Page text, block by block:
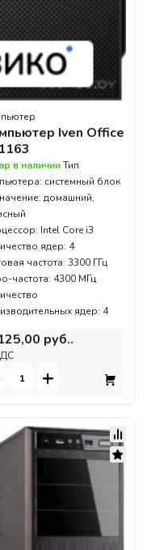
Iven Office
в наличииТип
системный блок
домашний,
Intel Core i3
ядер: 4
частота: 3300 ГГц
частота: 4300 МГц
ядер: 4
руб..
+